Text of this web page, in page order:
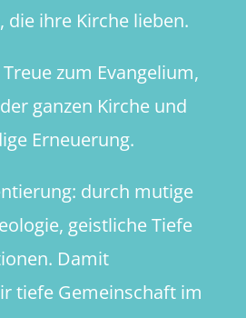
die ihre Kirche lieben.
zum Evangelium,
ganzen Kirche und
Erneuerung.
durch mutige
geistliche Tiefe
Damit
tiefe Gemeinschaft im